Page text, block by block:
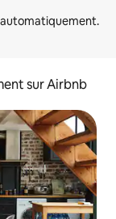
sur Airbnb